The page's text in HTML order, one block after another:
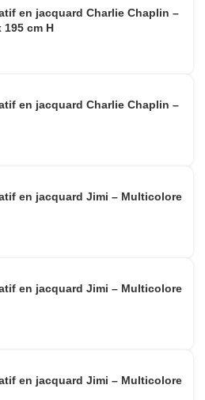
en jacquard Charlie Chaplin –
cm H
en jacquard Charlie Chaplin –
en jacquard Jimi – Multicolore
en jacquard Jimi – Multicolore
en jacquard Jimi – Multicolore